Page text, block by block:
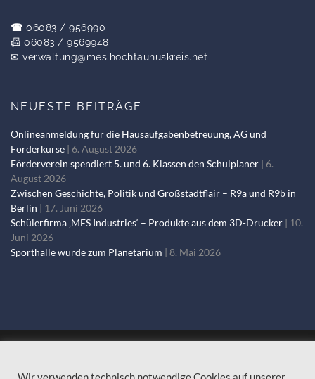
☎ 06083 / 956990
📠 06083 / 9569948
✉ verwaltung@mes.hochtaunuskreis.net
NEUESTE BEITRÄGE
Onlineanmeldung für die Hausaufgabenbetreuung, AG und
Förderkurse
6. August 2026
Förderverein spendiert 5. und 6. Klassen den Schulplaner
6.
August 2026
Zwischen Geschichte, Politik und Großstadtflair – R9a und R9b in
Berlin
17. Juni 2026
Schülerfirma ‚MES Industries‘ – Produkte aus dem 3D-Drucker
10.
Juni 2026
Sporthalle wurde zum Planetarium
8. Mai 2026